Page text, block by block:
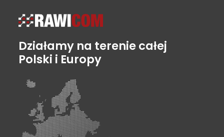
Działamy na terenie całej
Polski i Europy